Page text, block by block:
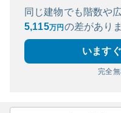
同じ建物でも階数や
5,115万円 の差があり
います
完全